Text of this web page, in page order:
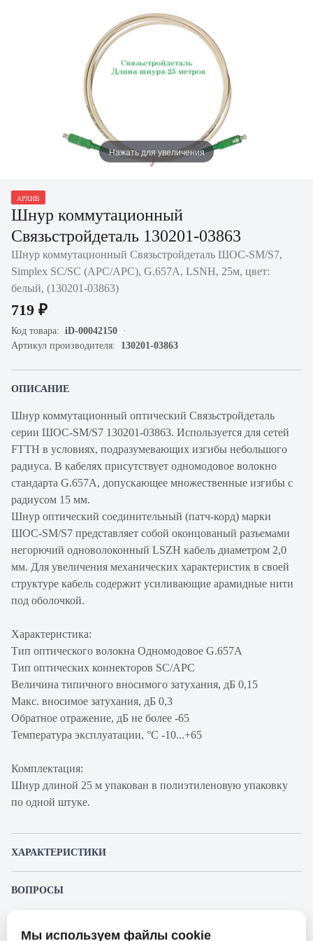
Нажать для увеличения
АРХИВ
Шнур коммутационный
Связьстройдеталь 130201-03863
Шнур коммутационный Связьстройдеталь ШОС-SM/S7,
Simplex SC/SC (APC/APC), G.657A, LSNH, 25м, цвет:
белый, (130201-03863)
719 ₽
Код товара: iD-00042150
Артикул производителя: 130201-03863
ОПИСАНИЕ
Шнур коммутационный оптический Связьстройдеталь
серии ШОС-SM/S7 130201-03863. Используется для сетей
FTTH в условиях, подразумевающих изгибы небольшого
радиуса. В кабелях присутствует одномодовое волокно
стандарта G.657A, допускающее множественные изгибы с
радиусом 15 мм.
Шнур оптический соединительный (патч-корд) марки
ШОС-SM/S7 представляет собой оконцованый разъемами
негорючий одноволоконный LSZH кабель диаметром 2,0
мм. Для увеличения механических характеристик в своей
структуре кабель содержит усиливающие арамидные нити
под оболочкой.
Характеристика:
Тип оптического волокна Одномодовое G.657A
Тип оптических коннекторов SC/APC
Величина типичного вносимого затухания, дБ 0,15
Макс. вносимое затухания, дБ 0,3
Обратное отражение, дБ не более -65
Температура эксплуатации, °С -10...+65
Комплектация:
Шнур длиной 25 м упакован в полиэтиленовую упаковку
по одной штуке.
ХАРАКТЕРИСТИКИ
ВОПРОСЫ
Мы используем файлы cookie